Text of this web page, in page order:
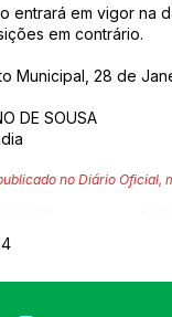
entrará em vigor na
em contrário.
Municipal, 28 de
DE SOUSA
no Diário